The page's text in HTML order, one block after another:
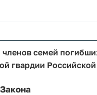
семей
гвардии